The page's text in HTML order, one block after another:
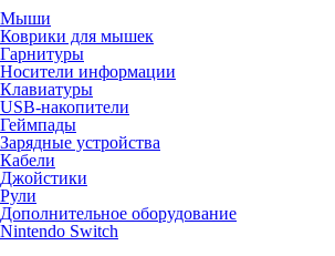
Мыши
Коврики для мышек
Гарнитуры
Носители информации
Клавиатуры
USB-накопители
Геймпады
Зарядные устройства
Кабели
Джойстики
Рули
Дополнительное оборудование
Nintendo Switch